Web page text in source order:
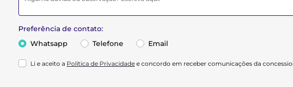
Preferência de contato:
Whatsapp
Telefone Email
Li e aceito a Política de Privacidade e concordo em receber comunicações da